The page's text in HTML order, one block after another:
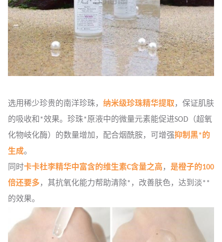
选用稀少珍贵的南洋珍珠， 纳米级珍珠精华提取 ，保证肌肤
的吸收和*效果。珍珠*原液中的微量元素能促进SOD（超氧
化物岐化酶）的数量增加，配合烟酰胺，可增强抑制黑*的
生成。
同时卡卡杜李精华中富含的维生素C含量之高 ， 是橙子的100
倍还要多 ，其抗氧化能力帮助清除*，改善肤色，达到淡**
的效果。